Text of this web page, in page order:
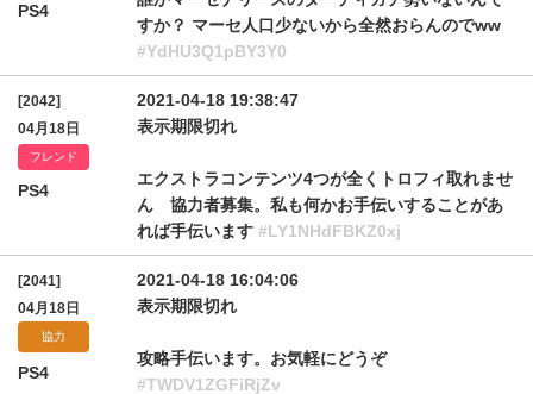
PS4
すか？ マーセ人口少ないから全然おらんのでww
#YdHU3Q1pBY3Y0
[2042]
04月18日
フレンド
PS4
2021-04-18 19:38:47
表示期限切れ
エクストラコンテンツ4つが全くトロフィ取れませ
ん 協力者募集。私も何かお手伝いすることがあ
れば手伝います #LY1NHdFBKZ0xj
[2041]
04月18日
協力
PS4
2021-04-18 16:04:06
表示期限切れ
攻略手伝います。お気軽にどうぞ
#TWDV1ZGFiRjZv